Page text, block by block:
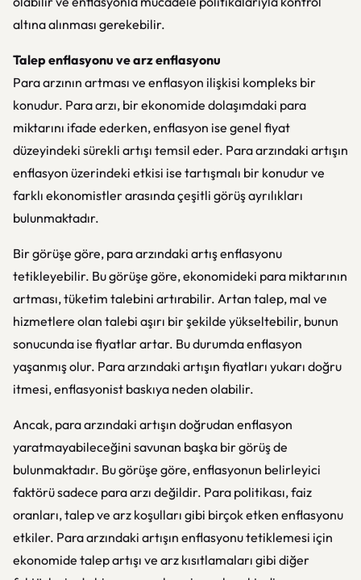
altına alınması gerekebilir.
Talep enflasyonu ve arz enflasyonu
Para arzının artması ve enflasyon ilişkisi kompleks bir
konudur. Para arzı, bir ekonomide dolaşımdaki para
miktarını ifade ederken, enflasyon ise genel fiyat
düzeyindeki sürekli artışı temsil eder. Para arzındaki artışın
enflasyon üzerindeki etkisi ise tartışmalı bir konudur ve
farklı ekonomistler arasında çeşitli görüş ayrılıkları
bulunmaktadır.
Bir görüşe göre, para arzındaki artış enflasyonu
tetikleyebilir. Bu görüşe göre, ekonomideki para miktarının
artması, tüketim talebini artırabilir. Artan talep, mal ve
hizmetlere olan talebi aşırı bir şekilde yükseltebilir, bunun
sonucunda ise fiyatlar artar. Bu durumda enflasyon
yaşanmış olur. Para arzındaki artışın fiyatları yukarı doğru
itmesi, enflasyonist baskıya neden olabilir.
Ancak, para arzındaki artışın doğrudan enflasyon
yaratmayabileceğini savunan başka bir görüş de
bulunmaktadır. Bu görüşe göre, enflasyonun belirleyici
faktörü sadece para arzı değildir. Para politikası, faiz
oranları, talep ve arz koşulları gibi birçok etken enflasyonu
etkiler. Para arzındaki artışın enflasyonu tetiklemesi için
ekonomide talep artışı ve arz kısıtlamaları gibi diğer